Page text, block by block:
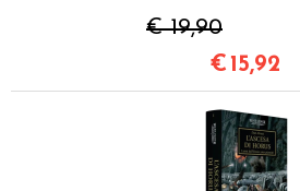
€ 19,90
€ 15,92